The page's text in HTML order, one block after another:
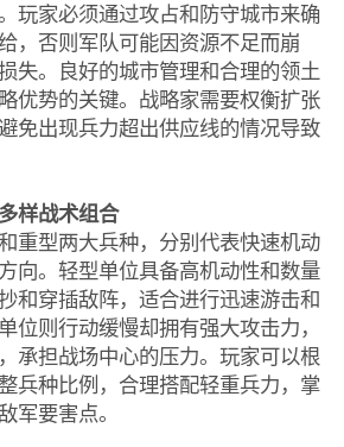
玩家必须通过攻占和防守城市来确
，否则军队可能因资源不足而崩
失。良好的城市管理和合理的领土
优势的关键。战略家需要权衡扩张
免出现兵力超出供应线的情况导致
样战术组合
重型两大兵种，分别代表快速机动
向。轻型单位具备高机动性和数量
和穿插敌阵，适合进行迅速游击和
位则行动缓慢却拥有强大攻击力，
承担战场中心的压力。玩家可以根
兵种比例，合理搭配轻重兵力，掌
军要害点。